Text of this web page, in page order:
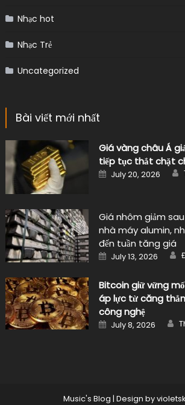
Nhạc hot
Nhạc Trẻ
Uncategorized
Bài viết mới nhất
Giá vàng châu Á
tiếp tục thắt chặt
Posted
on
July 20, 2026
Giá nhôm giảm
nhà máy alumin,
đến tuần tăng giá
Posted
on
July 13, 2026
Bitcoin giữ vững
áp lực từ căng
công nghệ
Posted
on
July 8, 2026
Music's Blog | Design by